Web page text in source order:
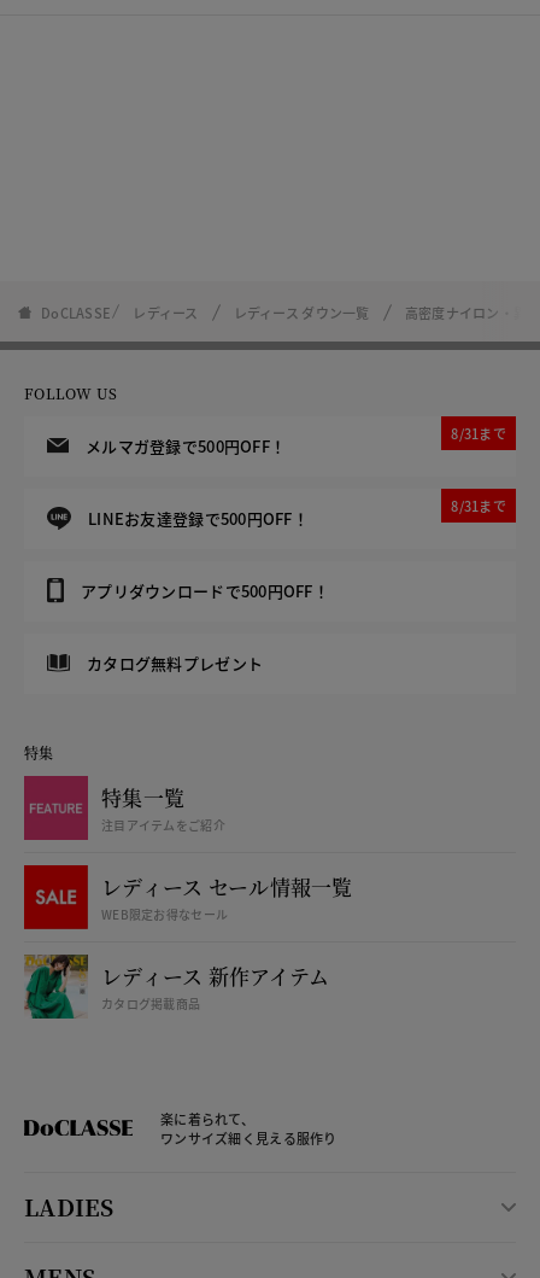
DoCLASSE レディース レディース ダウン一覧 高密度ナイロン・異
FOLLOW US
メルマガ登録で500円OFF！
8/31まで
LINEお友達登録で500円OFF！
8/31まで
アプリダウンロードで500円OFF！
カタログ無料プレゼント
特集
特集一覧
注目アイテムをご紹介
レディース セール情報一覧
WEB限定お得なセール
レディース 新作アイテム
カタログ掲載商品
楽に着られて、
ワンサイズ細く見える服作り
LADIES